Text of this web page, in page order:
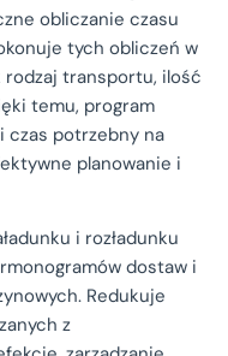
obliczanie czasu
tych obliczeń w
transportu, ilość
temu, program
czas potrzebny na
planowanie i
i rozładunku
dostaw i
Redukuje
z